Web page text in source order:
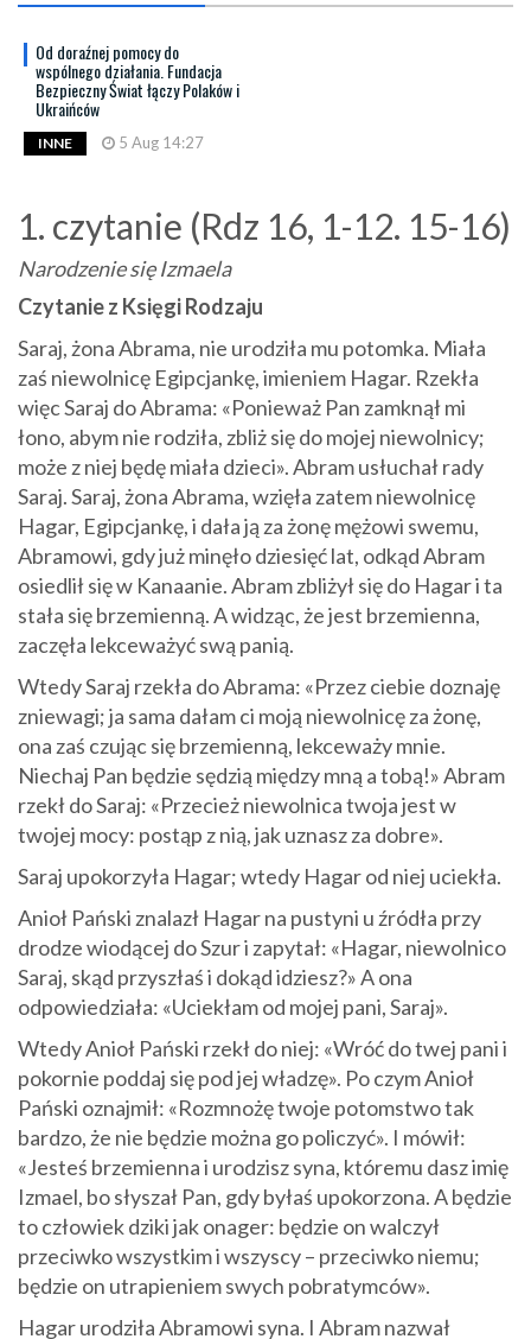
Od doraźnej pomocy do
wspólnego działania. Fundacja
Bezpieczny Świat łączy Polaków i
Ukraińców
INNE 5 Aug 14:27
1. czytanie (Rdz 16, 1-12. 15-16)
Narodzenie się Izmaela
Czytanie z Księgi Rodzaju
Saraj, żona Abrama, nie urodziła mu potomka. Miała
zaś niewolnicę Egipcjankę, imieniem Hagar. Rzekła
więc Saraj do Abrama: «Ponieważ Pan zamknął mi
łono, abym nie rodziła, zbliż się do mojej niewolnicy;
może z niej będę miała dzieci». Abram usłuchał rady
Saraj. Saraj, żona Abrama, wzięła zatem niewolnicę
Hagar, Egipcjankę, i dała ją za żonę mężowi swemu,
Abramowi, gdy już minęło dziesięć lat, odkąd Abram
osiedlił się w Kanaanie. Abram zbliżył się do Hagar i ta
stała się brzemienną. A widząc, że jest brzemienna,
zaczęła lekceważyć swą panią.
Wtedy Saraj rzekła do Abrama: «Przez ciebie doznaję
zniewagi; ja sama dałam ci moją niewolnicę za żonę,
ona zaś czując się brzemienną, lekceważy mnie.
Niechaj Pan będzie sędzią między mną a tobą!» Abram
rzekł do Saraj: «Przecież niewolnica twoja jest w
twojej mocy: postąp z nią, jak uznasz za dobre».
Saraj upokorzyła Hagar; wtedy Hagar od niej uciekła.
Anioł Pański znalazł Hagar na pustyni u źródła przy
drodze wiodącej do Szur i zapytał: «Hagar, niewolnico
Saraj, skąd przyszłaś i dokąd idziesz?» A ona
odpowiedziała: «Uciekłam od mojej pani, Saraj».
Wtedy Anioł Pański rzekł do niej: «Wróć do twej pani i
pokornie poddaj się pod jej władzę». Po czym Anioł
Pański oznajmił: «Rozmnożę twoje potomstwo tak
bardzo, że nie będzie można go policzyć». I mówił:
«Jesteś brzemienna i urodzisz syna, któremu dasz imię
Izmael, bo słyszał Pan, gdy byłaś upokorzona. A będzie
to człowiek dziki jak onager: będzie on walczył
przeciwko wszystkim i wszyscy – przeciwko niemu;
będzie on utrapieniem swych pobratymców».
Hagar urodziła Abramowi syna. I Abram nazwał